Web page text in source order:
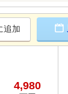
追加
4,980